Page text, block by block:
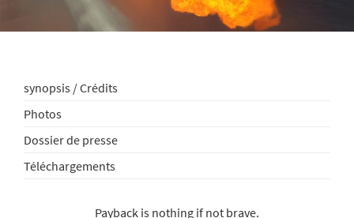
synopsis / Crédits
Photos
Dossier de presse
Téléchargements
Payback is nothing if not brave.